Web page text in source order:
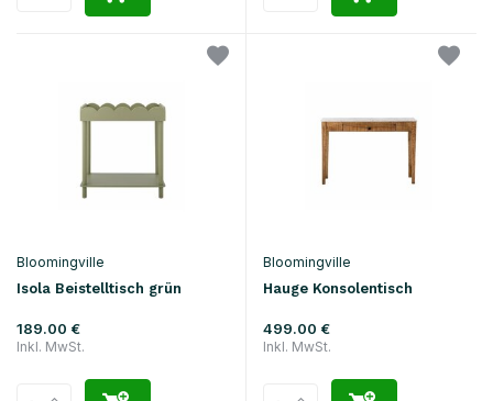
Bloomingville
Isola Beistelltisch grün
189.00 €
Inkl. MwSt.
Bloomingville
Hauge Konsolentisch
499.00 €
Inkl. MwSt.